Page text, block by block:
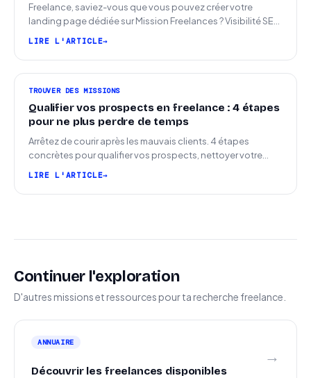
Freelance, saviez-vous que vous pouvez créer votre
landing page dédiée sur Mission Freelances ? Visibilité SEO
LIRE L'ARTICLE
TROUVER DES MISSIONS
Qualifier vos prospects en freelance : 4 étapes
pour ne plus perdre de temps
Arrêtez de courir après les mauvais clients. 4 étapes
concrètes pour qualifier vos prospects, nettoyer votre
LIRE L'ARTICLE
Continuer l'exploration
D'autres missions et ressources pour ta recherche freelance.
ANNUAIRE
Découvrir les freelances disponibles
→